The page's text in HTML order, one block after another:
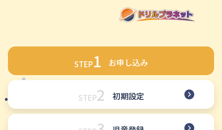
STEP1 お申し込み
STEP2 初期設定